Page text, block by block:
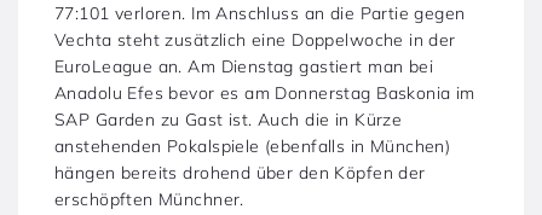
77:101 verloren. Im Anschluss an die Partie gegen
Vechta steht zusätzlich eine Doppelwoche in der
EuroLeague an. Am Dienstag gastiert man bei
Anadolu Efes bevor es am Donnerstag Baskonia im
SAP Garden zu Gast ist. Auch die in Kürze
anstehenden Pokalspiele (ebenfalls in München)
hängen bereits drohend über den Köpfen der
erschöpften Münchner.